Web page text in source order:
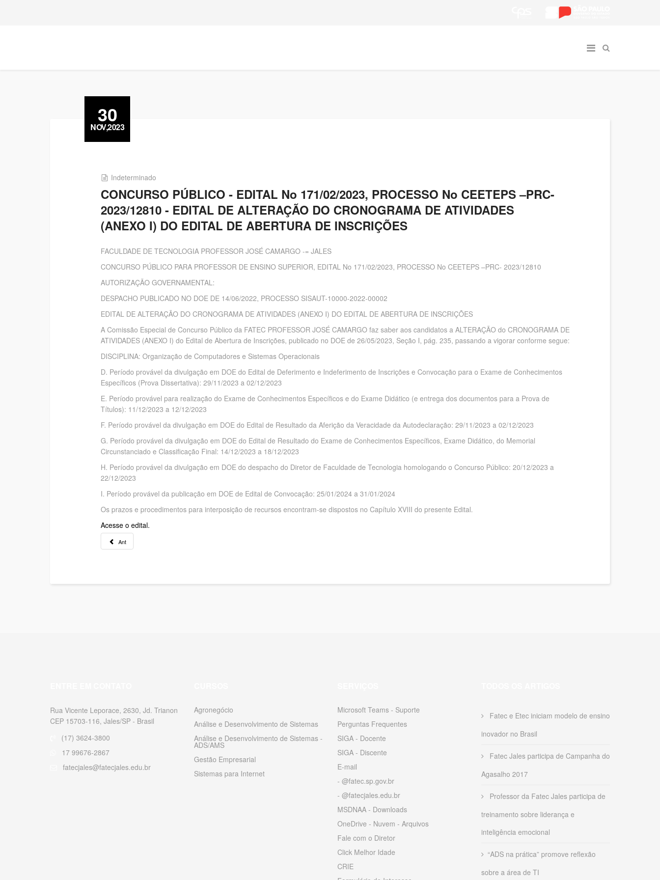
30
NOV,2023
Indeterminado
CONCURSO PÚBLICO - EDITAL No 171/02/2023, PROCESSO No CEETEPS –PRC-
2023/12810 - EDITAL DE ALTERAÇÃO DO CRONOGRAMA DE ATIVIDADES
(ANEXO I) DO EDITAL DE ABERTURA DE INSCRIÇÕES
FACULDADE DE TECNOLOGIA PROFESSOR JOSÉ CAMARGO -= JALES
CONCURSO PÚBLICO PARA PROFESSOR DE ENSINO SUPERIOR, EDITAL No 171/02/2023, PROCESSO No CEETEPS –PRC- 2023/12810
AUTORIZAÇÃO GOVERNAMENTAL:
DESPACHO PUBLICADO NO DOE DE 14/06/2022, PROCESSO SISAUT-10000-2022-00002
EDITAL DE ALTERAÇÃO DO CRONOGRAMA DE ATIVIDADES (ANEXO I) DO EDITAL DE ABERTURA DE INSCRIÇÕES
A Comissão Especial de Concurso Público da FATEC PROFESSOR JOSÉ CAMARGO faz saber aos candidatos a ALTERAÇÃO do CRONOGRAMA DE
ATIVIDADES (ANEXO I) do Edital de Abertura de Inscrições, publicado no DOE de 26/05/2023, Seção I, pág. 235, passando a vigorar conforme segue:
DISCIPLINA: Organização de Computadores e Sistemas Operacionais
D. Período provável da divulgação em DOE do Edital de Deferimento e Indeferimento de Inscrições e Convocação para o Exame de Conhecimentos
Específicos (Prova Dissertativa): 29/11/2023 a 02/12/2023
E. Período provável para realização do Exame de Conhecimentos Específicos e do Exame Didático (e entrega dos documentos para a Prova de
Títulos): 11/12/2023 a 12/12/2023
F. Período provável da divulgação em DOE do Edital de Resultado da Aferição da Veracidade da Autodeclaração: 29/11/2023 a 02/12/2023
G. Período provável da divulgação em DOE do Edital de Resultado do Exame de Conhecimentos Específicos, Exame Didático, do Memorial
Circunstanciado e Classificação Final: 14/12/2023 a 18/12/2023
H. Período provável da divulgação em DOE do despacho do Diretor de Faculdade de Tecnologia homologando o Concurso Público: 20/12/2023 a
22/12/2023
I. Período provável da publicação em DOE de Edital de Convocação: 25/01/2024 a 31/01/2024
Os prazos e procedimentos para interposição de recursos encontram-se dispostos no Capítulo XVIII do presente Edital.
Acesse o edital.
Ant
Rua Vicente Leporace, 2630, Jd. Trianon
CEP 15703-116, Jales/SP - Brasil
(17) 3624-3800
17 99676-2867
fatecjales@fatecjales.edu.br
Agronegócio
Análise e Desenvolvimento de Sistemas
Análise e Desenvolvimento de Sistemas -
ADS/AMS
Gestão Empresarial
Sistemas para Internet
Microsoft Teams - Suporte
Perguntas Frequentes
SIGA - Docente
SIGA - Discente
E-mail
- @fatec.sp.gov.br
- @fatecjales.edu.br
MSDNAA - Downloads
OneDrive - Nuvem - Arquivos
Fale com o Diretor
Click Melhor Idade
CRIE
Fatec e Etec iniciam modelo de ensino
inovador no Brasil
Fatec Jales participa de Campanha do
Agasalho 2017
Professor da Fatec Jales participa de
treinamento sobre liderança e
inteligência emocional
“ADS na prática” promove reflexão
sobre a área de TI